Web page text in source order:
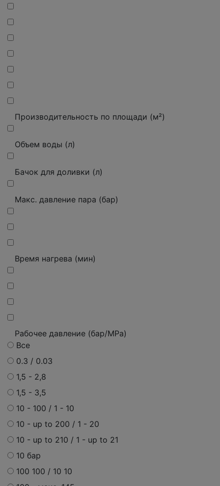
Производительность по площади (м²)
Объем воды (л)
Бачок для доливки (л)
Макс. давление пара (бар)
Время нагрева (мин)
Рабочее давление (бар/MPa)
Все
0.3 / 0.03
1,5 - 2,8
1,5 - 3,5
10 - 100 / 1 - 10
10 - up to 200 / 1 - 20
10 - up to 210 / 1 - up to 21
10 бар
100 100 / 10 10